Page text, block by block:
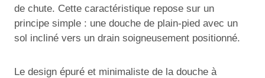
de chute. Cette caractéristique repose sur un
principe simple : une douche de plain-pied avec un
sol incliné vers un drain soigneusement positionné.
Le design épuré et minimaliste de la douche à